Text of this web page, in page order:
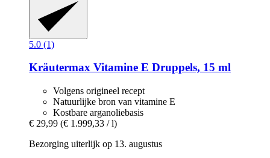
5.0 (1)
Kräutermax Vitamine E Druppels, 15 ml
Volgens origineel recept
Natuurlijke bron van vitamine E
Kostbare arganoliebasis
€ 29,99 (€ 1.999,33 / l)
Bezorging uiterlijk op 13. augustus